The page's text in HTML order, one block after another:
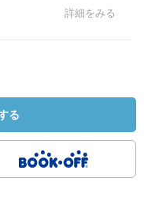
えられ直してきたこ
があることが明らか
詳細をみる
る